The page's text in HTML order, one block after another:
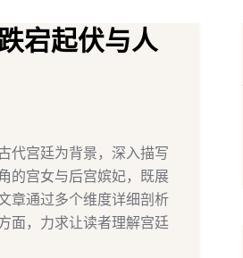
宕起伏与人
代宫廷为背景，深入描写
的宫女与后宫嫔妃，既展
章通过多个维度详细剖析
面，力求让读者理解宫廷